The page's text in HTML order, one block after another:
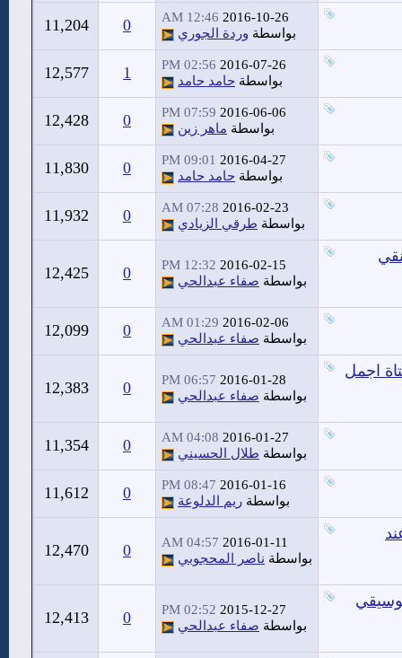
2016-10-26
12:46 AM
بواسطة وردة الجوري 0
11,204
2016-07-26
02:56 PM
بواسطة حامد حامد 1
12,577
2016-06-06
07:59 PM
بواسطة ماهر زين 0
12,428
2016-04-27
09:01 PM
بواسطة حامد حامد 0
11,830
2016-02-23
07:28 AM
بواسطة طرقي الزيادي 0
11,932
2016-02-15
12:32 PM
بواسطة صفاء عبدالحي 0
12,425
2016-02-06
01:29 AM
بواسطة صفاء عبدالحي 0
12,099
اجمل 2016-01-28
06:57 PM
بواسطة صفاء عبدالحي 0
12,383
2016-01-27
04:08 AM
بواسطة طلال الحسيني 0
11,354
2016-01-16
08:47 PM
بواسطة ريم الدلوعة 0
11,612
ريال عند 2016-01-11
04:57 AM
بواسطة ناصر المحجوبي 0
12,470
2015-12-27
02:52 PM
بواسطة صفاء عبدالحي 0
12,413